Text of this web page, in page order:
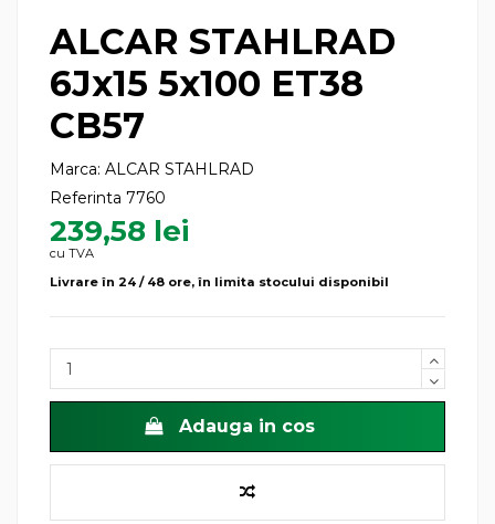
ALCAR STAHLRAD
6Jx15 5x100 ET38
CB57
Marca: ALCAR STAHLRAD
Referinta 7760
239,58 lei
cu TVA
Livrare în 24 / 48 ore, în limita stocului disponibil
Adauga in cos